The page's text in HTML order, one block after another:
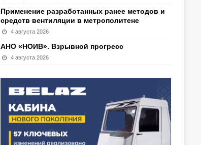
Применение разработанных ранее методов и
средств вентиляции в метрополитене
4 августа 2026
АНО «НОИВ». Взрывной прогресс
4 августа 2026